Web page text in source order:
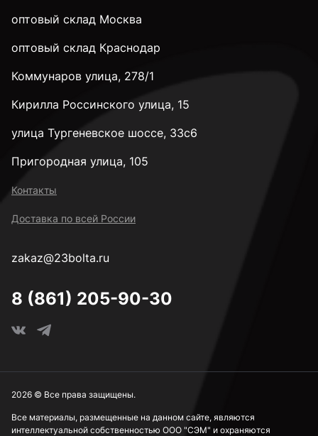
оптовый склад Москва
оптовый склад Краснодар
Коммунаров улица, 278/1
Кирилла Россинского улица, 15
улица Тургеневское шоссе, 33с6
Пригородная улица, 105
Контакты
Доставка по всей России
zakaz@23bolta.ru
8 (861) 205-90-30
Все материалы, размещенные на данном сайте, являются
интеллектуальной собственностью ООО "СЭМ" и охраняются
2026 © Все права защищены.